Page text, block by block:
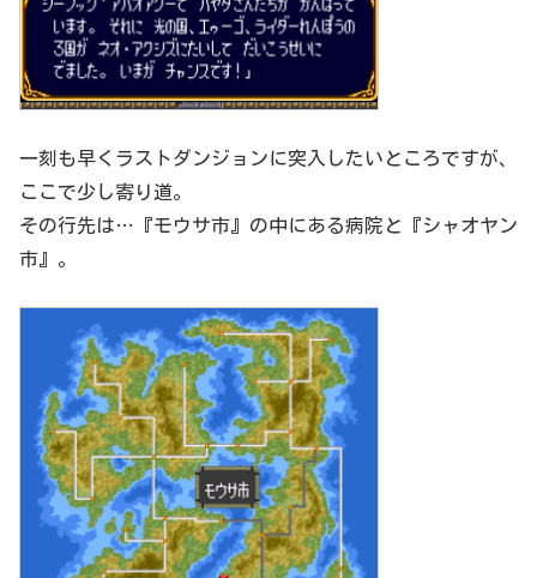
一刻も早くラストダンジョンに突入したいところですが、
ここで少し寄り道。
その行先は…『モウサ市』の中にある病院と『シャオヤン
市』。